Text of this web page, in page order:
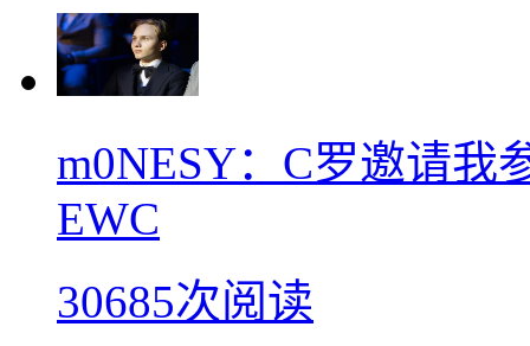
m0NESY：C罗邀请我
EWC
30685次阅读